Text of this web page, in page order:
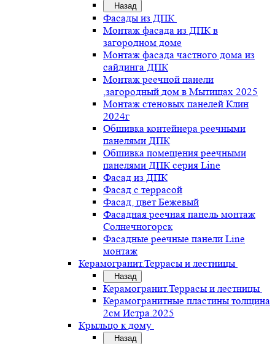
Назад
Фасады из ДПК
Монтаж фасада из ДПК в
загородном доме
Монтаж фасада частного дома из
сайдинга ДПК
Монтаж реечной панели
,загородный дом в Мытищах 2025
Монтаж стеновых панелей Клин
2024г
Обшивка контейнера реечными
панелями ДПК
Обшивка помещения реечными
панелями ДПК серия Line
Фасад из ДПК
Фасад с террасой
Фасад, цвет Бежевый
Фасадная реечная панель монтаж
Солнечногорск
Фасадные реечные панели Line
монтаж
Керамогранит.Террасы и лестницы
Назад
Керамогранит.Террасы и лестницы
Керамогранитные пластины толщина
2см Истра.2025
Крыльцо к дому
Назад